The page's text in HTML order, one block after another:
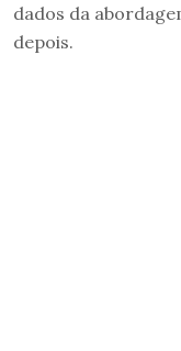
dados da
depois.